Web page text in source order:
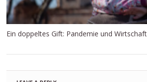
Ein doppeltes Gift: Pandemie und